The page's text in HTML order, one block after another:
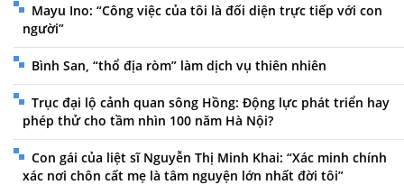
Mayu Ino: “Công việc của tôi là đối diện trực tiếp với con
người”
Bình San, “thổ địa ròm” làm dịch vụ thiên nhiên
Trục đại lộ cảnh quan sông Hồng: Động lực phát triển hay
phép thử cho tầm nhìn 100 năm Hà Nội?
Con gái của liệt sĩ Nguyễn Thị Minh Khai: “Xác minh chính
xác nơi chôn cất mẹ là tâm nguyện lớn nhất đời tôi”